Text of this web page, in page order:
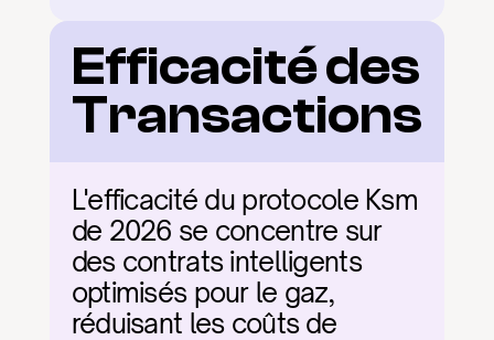
Efficacité des
Transactions
L'efficacité du protocole Ksm
de 2026 se concentre sur
des contrats intelligents
optimisés pour le gaz,
réduisant les coûts de